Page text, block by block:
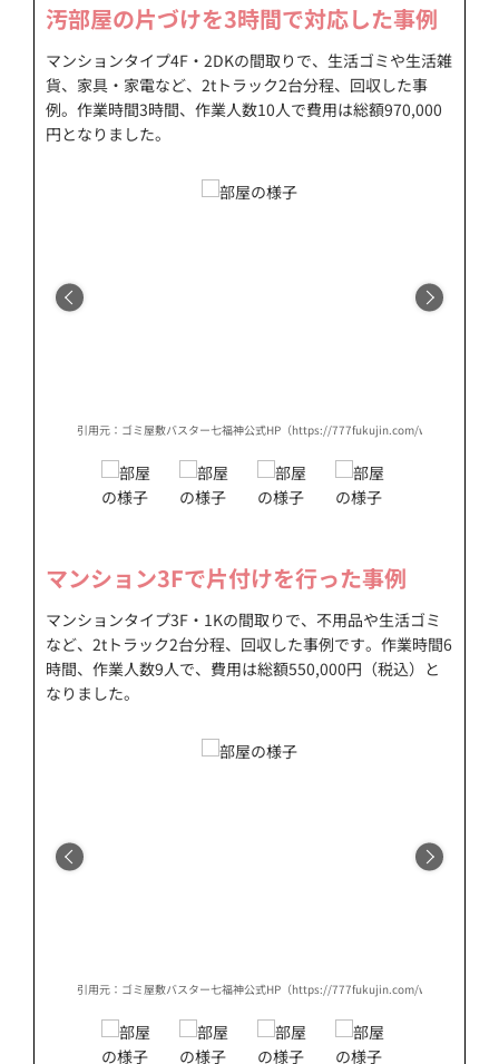
汚部屋の片づけを3時間で対応した事例
マンションタイプ4F・2DKの間取りで、生活ゴミや生活雑
貨、家具・家電など、2tトラック2台分程、回収した事
例。作業時間3時間、作業人数10人で費用は総額970,000
円となりました。
works/works-kita-tokyo-e/）
引用元：ゴミ屋敷バスター七福神公式HP（https://777fukujin.com/works/
マンション3Fで片付けを行った事例
マンションタイプ3F・1Kの間取りで、不用品や生活ゴミ
など、2tトラック2台分程、回収した事例です。作業時間6
時間、作業人数9人で、費用は総額550,000円（税込）と
なりました。
works/works-naniwa-osaka-s/）
引用元：ゴミ屋敷バスター七福神公式HP（https://777fukujin.com/works/works-